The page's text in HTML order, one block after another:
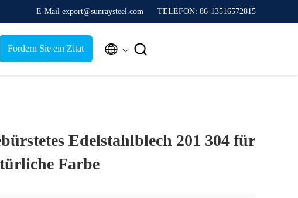
E-Mail export@sunraysteel.com TELEFON: 86-13516572815
Fordern Sie ein Zitat  
Edelstahlblech 201 304 für
Farbe